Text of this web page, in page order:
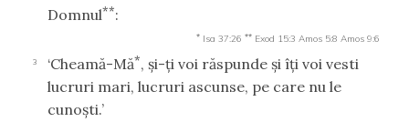
Domnul**:
* Isa 37:26 ** Exod 15:3 Amos 5:8 Amos 9:6
3 ‘Cheamă-Mă*, şi-ţi voi răspunde şi îţi voi vesti
lucruri mari, lucruri ascunse, pe care nu le
cunoşti.’